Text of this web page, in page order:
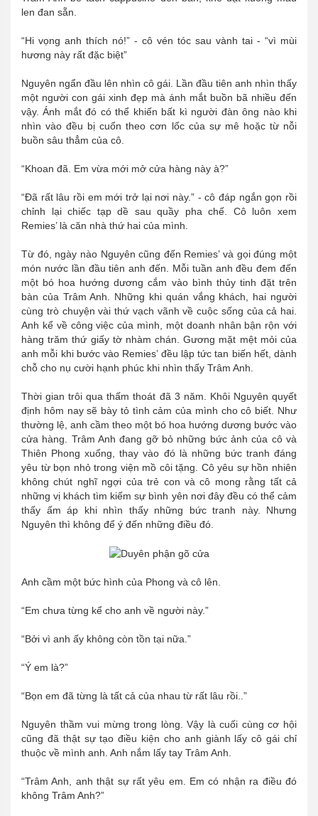
len đan sẵn.
“Hi vọng anh thích nó!” - cô vén tóc sau vành tai - “vì mùi
hương này rất đặc biệt”
Nguyên ngẩn đầu lên nhìn cô gái. Lần đầu tiên anh nhìn thấy
một người con gái xinh đẹp mà ánh mắt buồn bã nhiều đến
vậy. Ánh mắt đó có thể khiến bất kì người đàn ông nào khi
nhìn vào đều bị cuốn theo cơn lốc của sự mê hoặc từ nỗi
buồn sâu thẳm của cô.
“Khoan đã. Em vừa mới mở cửa hàng này à?”
“Đã rất lâu rồi em mới trở lại nơi này.” - cô đáp ngắn gọn rồi
chỉnh lại chiếc tạp dề sau quầy pha chế. Cô luôn xem
Remies’ là căn nhà thứ hai của mình.
Từ đó, ngày nào Nguyên cũng đến Remies’ và gọi đúng một
món nước lần đầu tiên anh đến. Mỗi tuần anh đều đem đến
một bó hoa hướng dương cắm vào bình thủy tinh đặt trên
bàn của Trâm Anh. Những khi quán vắng khách, hai người
cùng trò chuyện vài thứ vạch vãnh về cuộc sống của cả hai.
Anh kể về công việc của mình, một doanh nhân bận rộn với
hàng trăm thứ giấy tờ nhàm chán. Gương mặt mệt mỏi của
anh mỗi khi bước vào Remies’ đều lập tức tan biến hết, dành
chỗ cho nụ cười hạnh phúc khi nhìn thấy Trâm Anh.
Thời gian trôi qua thấm thoát đã 3 năm. Khôi Nguyên quyết
định hôm nay sẽ bày tỏ tình cảm của mình cho cô biết. Như
thường lệ, anh cầm theo một bó hoa hướng dương bước vào
cửa hàng. Trâm Anh đang gỡ bỏ những bức ảnh của cô và
Thiên Phong xuống, thay vào đó là những bức tranh đáng
yêu từ bọn nhỏ trong viện mồ côi tặng. Cô yêu sự hồn nhiên
không chút nghĩ ngợi của trẻ con và cô mong rằng tất cả
những vị khách tìm kiếm sự bình yên nơi đây đều có thể cảm
thấy ấm áp khi nhìn thấy những bức tranh này. Nhưng
Nguyên thì không để ý đến những điều đó.
Anh cầm một bức hình của Phong và cô lên.
“Em chưa từng kể cho anh về người này.”
“Bởi vì anh ấy không còn tồn tại nữa.”
“Ý em là?”
“Bọn em đã từng là tất cả của nhau từ rất lâu rồi..”
Nguyên thầm vui mừng trong lòng. Vậy là cuối cùng cơ hội
cũng đã thật sự tạo điều kiện cho anh giành lấy cô gái chỉ
thuộc về mình anh. Anh nắm lấy tay Trâm Anh.
“Trâm Anh, anh thật sự rất yêu em. Em có nhận ra điều đó
không Trâm Anh?”